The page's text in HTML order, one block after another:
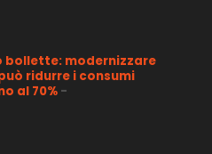
bollette: modernizzare
ridurre i consumi
al 70% -